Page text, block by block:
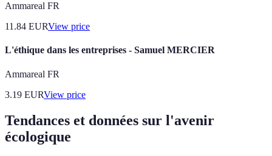
Ammareal FR
11.84 EURView price
L'éthique dans les entreprises - Samuel MERCIER
Ammareal FR
3.19 EURView price
Tendances et données sur l'avenir
écologique